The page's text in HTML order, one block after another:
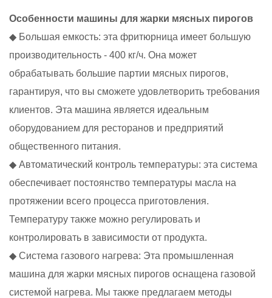
Особенности машины для жарки мясных пирогов
◆ Большая емкость: эта фритюрница имеет большую
производительность - 400 кг/ч. Она может
обрабатывать большие партии мясных пирогов,
гарантируя, что вы сможете удовлетворить требования
клиентов. Эта машина является идеальным
оборудованием для ресторанов и предприятий
общественного питания.
◆ Автоматический контроль температуры: эта система
обеспечивает постоянство температуры масла на
протяжении всего процесса приготовления.
Температуру также можно регулировать и
контролировать в зависимости от продукта.
◆ Система газового нагрева: Эта промышленная
машина для жарки мясных пирогов оснащена газовой
системой нагрева. Мы также предлагаем методы